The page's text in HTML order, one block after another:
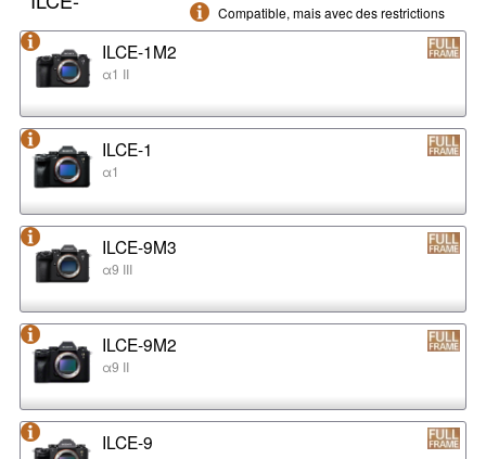
Compatible, mais avec des restrictions
ILCE-1M2
α1 II
ILCE-1
α1
ILCE-9M3
α9 III
ILCE-9M2
α9 II
ILCE-9